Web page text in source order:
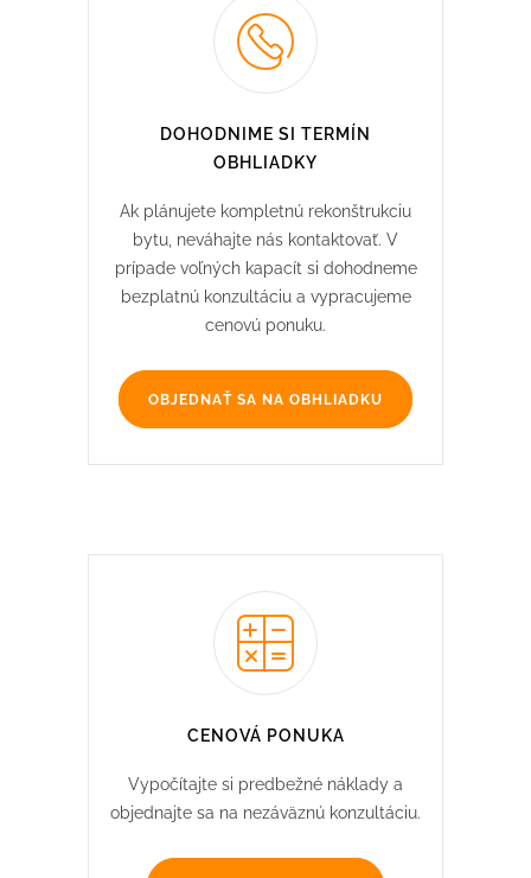
DOHODNIME SI TERMÍN
OBHLIADKY
Ak plánujete kompletnú rekonštrukciu
bytu, neváhajte nás kontaktovať. V
prípade voľných kapacít si dohodneme
bezplatnú konzultáciu a vypracujeme
cenovú ponuku.
OBJEDNAŤ SA NA OBHLIADKU
CENOVÁ PONUKA
Vypočítajte si predbežné náklady a
objednajte sa na nezáväznú konzultáciu.